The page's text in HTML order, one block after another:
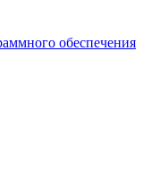
обеспечения